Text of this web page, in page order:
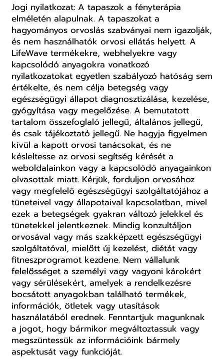
Jogi nyilatkozat: A tapaszok a fényterápia
elméletén alapulnak. A tapaszokat a
hagyományos orvoslás szabványai nem igazolják,
és nem használhatók orvosi ellátás helyett. A
LifeWave termékekre, webhelyekre vagy
kapcsolódó anyagokra vonatkozó
nyilatkozatokat egyetlen szabályozó hatóság sem
értékelte, és nem célja betegség vagy
egészségügyi állapot diagnosztizálása, kezelése,
gyógyítása vagy megelőzése. A bemutatott
tartalom összefoglaló jellegű, általános jellegű,
és csak tájékoztató jellegű. Ne hagyja figyelmen
kívül a kapott orvosi tanácsokat, és ne
késleltesse az orvosi segítség kérését a
weboldalainkon vagy a kapcsolódó anyagainkon
olvasottak miatt. Kérjük, forduljon orvosához
vagy megfelelő egészségügyi szolgáltatójához a
tüneteivel vagy állapotaival kapcsolatban, mivel
ezek a betegségek gyakran változó jelekkel és
tünetekkel jelentkeznek. Mindig konzultáljon
orvosával vagy más szakképzett egészségügyi
szolgáltatóval, mielőtt új kezelést, diétát vagy
fitneszprogramot kezdene. Nem vállalunk
felelősséget a személyi vagy vagyoni károkért
vagy sérülésekért, amelyek a rendelkezésre
bocsátott anyagokban található termékek,
információk, ötletek vagy utasítások
használatából erednek. Fenntartjuk magunknak
a jogot, hogy bármikor megváltoztassuk vagy
megszüntessük az információink bármely
aspektusát vagy funkcióját.